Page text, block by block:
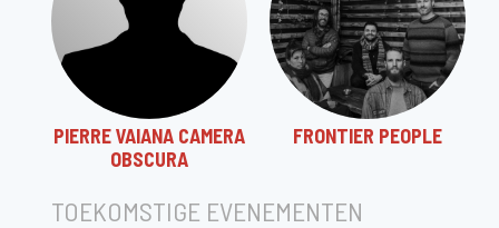
PIERRE VAIANA CAMERA
OBSCURA
FRONTIER PEOPLE
TOEKOMSTIGE EVENEMENTEN